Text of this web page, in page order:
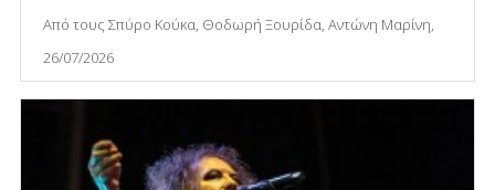
Από τους Σπύρο Κούκα, Θοδωρή Ξουρίδα, Αντώνη Μαρίνη,
26/07/2026